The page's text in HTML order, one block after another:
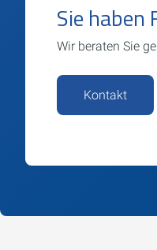
Sie haben
Wir beraten Sie
Kontakt